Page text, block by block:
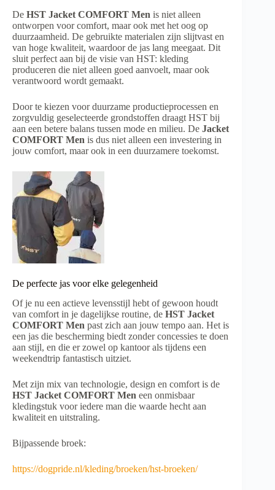
De HST Jacket COMFORT Men is niet alleen
ontworpen voor comfort, maar ook met het oog op
duurzaamheid. De gebruikte materialen zijn slijtvast en
van hoge kwaliteit, waardoor de jas lang meegaat. Dit
sluit perfect aan bij de visie van HST: kleding
produceren die niet alleen goed aanvoelt, maar ook
verantwoord wordt gemaakt.
Door te kiezen voor duurzame productieprocessen en
zorgvuldig geselecteerde grondstoffen draagt HST bij
aan een betere balans tussen mode en milieu. De Jacket
COMFORT Men is dus niet alleen een investering in
jouw comfort, maar ook in een duurzamere toekomst.
De perfecte jas voor elke gelegenheid
Of je nu een actieve levensstijl hebt of gewoon houdt
van comfort in je dagelijkse routine, de HST Jacket
COMFORT Men past zich aan jouw tempo aan. Het is
een jas die bescherming biedt zonder concessies te doen
aan stijl, en die er zowel op kantoor als tijdens een
weekendtrip fantastisch uitziet.
Met zijn mix van technologie, design en comfort is de
HST Jacket COMFORT Men een onmisbaar
kledingstuk voor iedere man die waarde hecht aan
kwaliteit en uitstraling.
Bijpassende broek:
https://dogpride.nl/kleding/broeken/hst-broeken/